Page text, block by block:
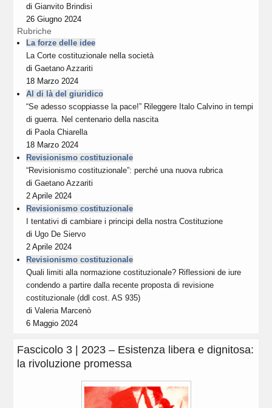
diGianvito Brindisi
26 Giugno 2024
Rubriche
La forze delle idee
La Corte costituzionale nella società
diGaetano Azzariti
18 Marzo 2024
Al di là del giuridico
“Se adesso scoppiasse la pace!” Rileggere Italo Calvino in tempi
di guerra. Nel centenario della nascita
di Paola Chiarella
18 Marzo 2024
Revisionismo costituzionale
“Revisionismo costituzionale”: perché una nuova rubrica
diGaetano Azzariti
2 Aprile 2024
Revisionismo costituzionale
I tentativi di cambiare i principi della nostra Costituzione
di Ugo De Siervo
2 Aprile 2024
Revisionismo costituzionale
Quali limiti alla normazione costituzionale? Riflessioni de iure
condendo a partire dalla recente proposta di revisione
costituzionale (ddl cost. AS 935)
diValeria Marcenò
6 Maggio 2024
Fascicolo 3 | 2023 – Esistenza libera e dignitosa:
la rivoluzione promessa